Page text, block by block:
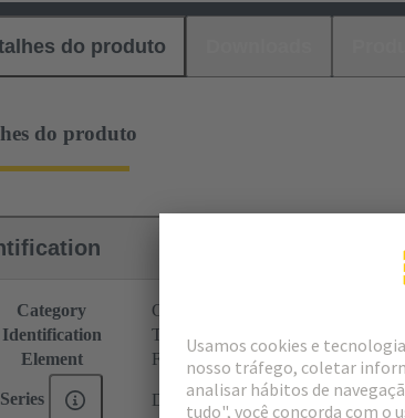
do produto
do produto
Category
Connectors
Identification
Type B
Element
Female connector
Series DIN 41612